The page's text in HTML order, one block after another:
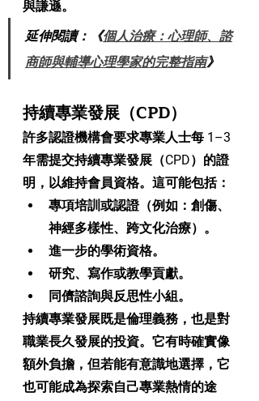
與謙遜。
延伸閱讀：《個人治療：心理師、諮
商師與輔導心理學家的完整指南》
持續專業發展（CPD）
許多認證機構會要求專業人士每 1–3
年需提交持續專業發展（CPD）的證
明，以維持會員資格。這可能包括：
專項培訓或認證（例如：創傷、
神經多樣性、跨文化治療）。
進一步的學術資格。
研究、寫作或教學貢獻。
同儕諮詢與反思性小組。
持續專業發展既是倫理義務，也是對
職業長久發展的投資。它有時確實像
額外負擔，但若能有意識地選擇，它
也可能成為探索自己專業熱情的途